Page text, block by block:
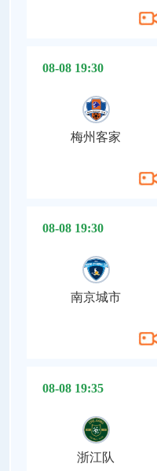
08-08 19:30
梅州客家
08-08 19:30
南京城市
08-08 19:35
浙江队